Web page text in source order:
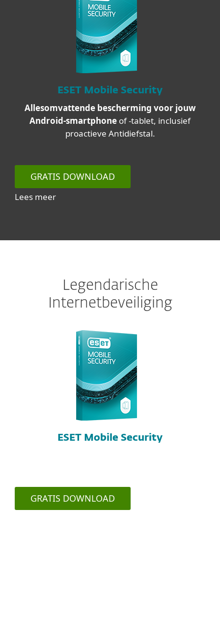
ESET Mobile Security
Allesomvattende bescherming voor jouw
Android-smartphone of -tablet, inclusief
proactieve Antidiefstal.
GRATIS DOWNLOAD
Lees meer
Legendarische
Internetbeveiliging
ESET Mobile Security
GRATIS DOWNLOAD